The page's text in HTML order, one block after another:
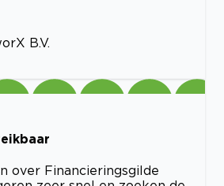
B.V.
over Financieringsgilde